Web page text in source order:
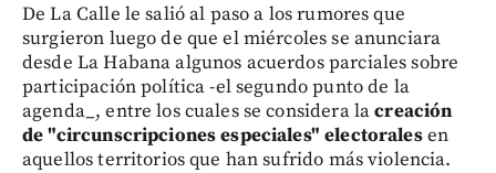
De La Calle le salió al paso a los rumores que
surgieron luego de que el miércoles se anunciara
desde La Habana algunos acuerdos parciales sobre
participación política -el segundo punto de la
agenda_, entre los cuales se considera lacreación
de "circunscripciones especiales" electoralesen
aquellos territorios que han sufrido más violencia.